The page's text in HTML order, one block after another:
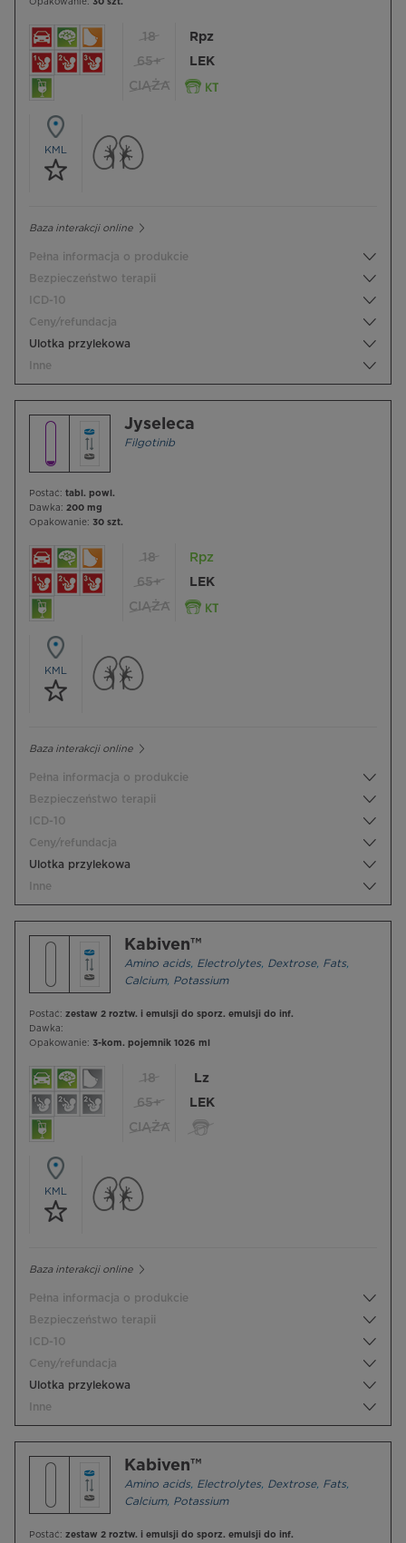
Opakowanie: 30 szt.
18
65+
CIĄŻA
Rpz
LEK
KML
Baza interakcji online
Pełna informacja o produkcie
Bezpieczeństwo terapii
ICD-10
Ceny/refundacja
Ulotka przylekowa
Inne
Jyseleca
Filgotinib
Postać: tabl. powl.
Dawka: 200 mg
Opakowanie: 30 szt.
18
65+
CIĄŻA
Rpz
LEK
KML
Baza interakcji online
Pełna informacja o produkcie
Bezpieczeństwo terapii
ICD-10
Ceny/refundacja
Ulotka przylekowa
Inne
Kabiven™
Amino acids, Electrolytes, Dextrose, Fats,
Calcium, Potassium
Postać: zestaw 2 roztw. i emulsji do sporz. emulsji do inf.
Dawka:
Opakowanie: 3-kom. pojemnik 1026 ml
18
65+
CIĄŻA
Lz
LEK
KML
Baza interakcji online
Pełna informacja o produkcie
Bezpieczeństwo terapii
ICD-10
Ceny/refundacja
Ulotka przylekowa
Inne
Kabiven™
Amino acids, Electrolytes, Dextrose, Fats,
Calcium, Potassium
Postać: zestaw 2 roztw. i emulsji do sporz. emulsji do inf.